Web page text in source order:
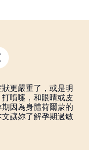
更嚴重了，或是明
噴嚏，和眼睛或皮
因為身體荷爾蒙的
讓妳了解孕期過敏